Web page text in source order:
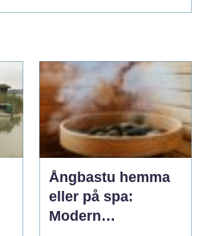
Ångbastu hemma
eller på spa:
Modern